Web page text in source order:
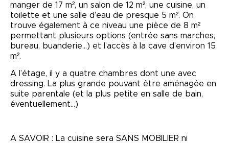
manger de 17 m², un salon de 12 m², une cuisine, un
toilette et une salle d’eau de presque 5 m². On
trouve également à ce niveau une pièce de 8 m²
permettant plusieurs options (entrée sans marches,
bureau, buanderie…) et l’accès à la cave d’environ 15
m².
A l’étage, il y a quatre chambres dont une avec
dressing. La plus grande pouvant être aménagée en
suite parentale (et la plus petite en salle de bain,
éventuellement…)
A SAVOIR : La cuisine sera SANS MOBILIER ni